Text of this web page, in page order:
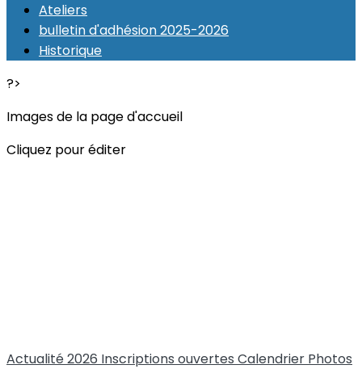
Ateliers
bulletin d'adhésion 2025-2026
Historique
?>
Images de la page d'accueil
Cliquez pour éditer
Actualité 2026 Inscriptions ouvertes Calendrier Photos